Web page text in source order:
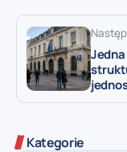
Kategorie